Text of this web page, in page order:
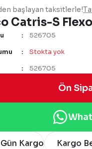
Catris-S
başlayan taksitlerle!
526705
Stokta yok
526705
Ön
Gün Kargo Kargo